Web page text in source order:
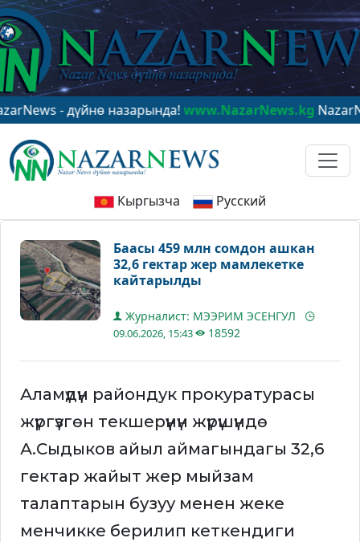
- дүйнө назарында!www.NazarNews.kgNazarNews -
Кыргызча Русский
Баасы 459 млн сомдон ашкан
32,6 гектар жер мамлекетке
кайтарылды
Журналист: МЭЭРИМ ЭСЕНГУЛ
09.06.2026, 15:43 18592
Аламүдүн райондук прокуратурасы
жүргүзгөн текшерүүнүн жүрүшүндө
А.Сыдыков айыл аймагындагы 32,6
гектар жайыт жер мыйзам
талаптарын бузуу менен жеке
менчикке берилип кеткендиги